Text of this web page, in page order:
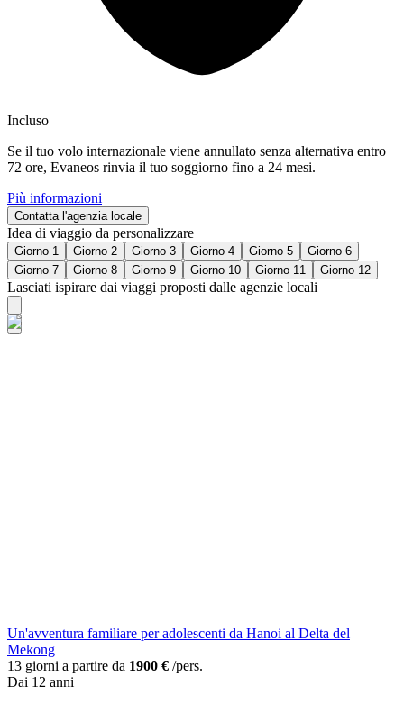
Incluso
Se il tuo volo internazionale viene annullato senza alternativa entro
72 ore, Evaneos rinvia il tuo soggiorno fino a 24 mesi.
Più informazioni
Contatta l'agenzia locale
Idea di viaggio da personalizzare
Giorno 1 Giorno 2 Giorno 3 Giorno 4 Giorno 5
Giorno 6
Giorno 7
Giorno 8 Giorno 9 Giorno 10 Giorno 11 Giorno 12
Lasciati ispirare dai viaggi proposti dalle agenzie locali
Un'avventura familiare per adolescenti da Hanoi al Delta del
Mekong
13 giorni a partire da 1900 € /pers.
Dai 12 anni